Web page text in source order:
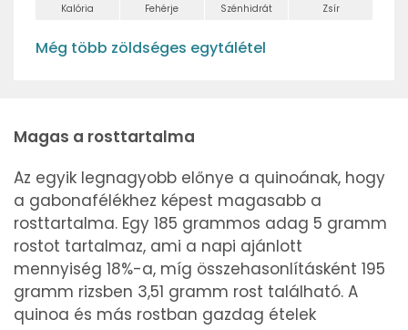
Kalória Fehérje Szénhidrát Zsír
Még több zöldséges egytálétel
Magas a rosttartalma
Az egyik legnagyobb előnye a quinoának, hogy
a gabonafélékhez képest magasabb a
rosttartalma. Egy 185 grammos adag 5 gramm
rostot tartalmaz, ami a napi ajánlott
mennyiség 18%-a, míg összehasonlításként 195
gramm rizsben 3,51 gramm rost található. A
quinoa és más rostban gazdag ételek